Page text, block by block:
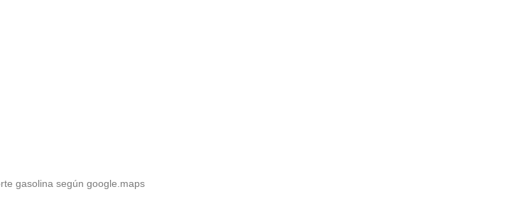
gasolina según google.maps